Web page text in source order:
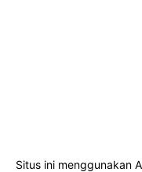
Situs ini menggunakan